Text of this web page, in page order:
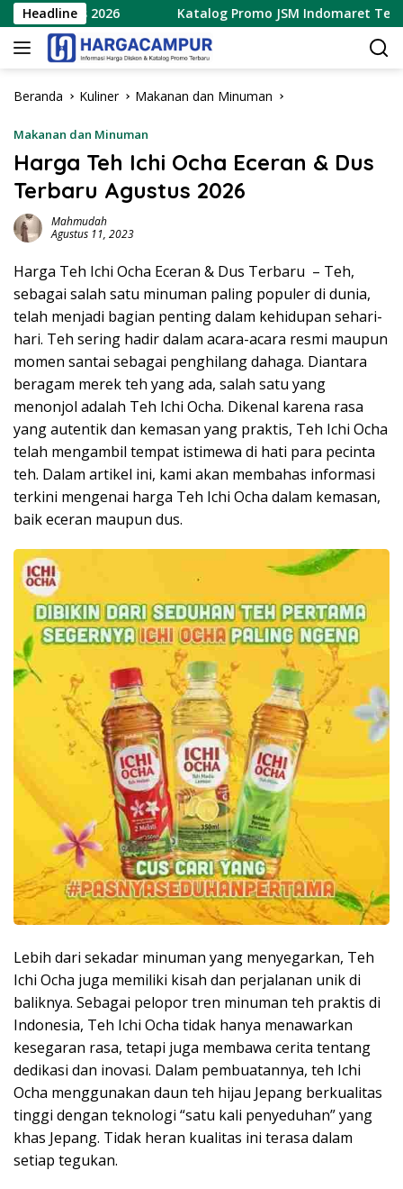
Langsung
ke
konten
Headline
2026 Katalog Promo JSM Indomaret Terbaru 7 –
Beranda Kuliner Makanan dan Minuman
Makanan dan Minuman
Harga Teh Ichi Ocha Eceran & Dus
Terbaru Agustus 2026
Mahmudah
Agustus 11, 2023
Harga Teh Ichi Ocha Eceran & Dus Terbaru – Teh,
sebagai salah satu minuman paling populer di dunia,
telah menjadi bagian penting dalam kehidupan sehari-
hari. Teh sering hadir dalam acara-acara resmi maupun
momen santai sebagai penghilang dahaga. Diantara
beragam merek teh yang ada, salah satu yang
menonjol adalah Teh Ichi Ocha. Dikenal karena rasa
yang autentik dan kemasan yang praktis, Teh Ichi Ocha
telah mengambil tempat istimewa di hati para pecinta
teh. Dalam artikel ini, kami akan membahas informasi
terkini mengenai harga Teh Ichi Ocha dalam kemasan,
baik eceran maupun dus.
Lebih dari sekadar minuman yang menyegarkan, Teh
Ichi Ocha juga memiliki kisah dan perjalanan unik di
baliknya. Sebagai pelopor tren minuman teh praktis di
Indonesia, Teh Ichi Ocha tidak hanya menawarkan
kesegaran rasa, tetapi juga membawa cerita tentang
dedikasi dan inovasi. Dalam pembuatannya, teh Ichi
Ocha menggunakan daun teh hijau Jepang berkualitas
tinggi dengan teknologi “satu kali penyeduhan” yang
khas Jepang. Tidak heran kualitas ini terasa dalam
setiap tegukan.